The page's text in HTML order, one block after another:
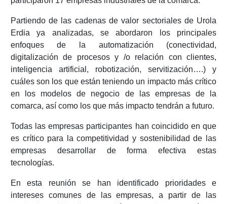
Partiendo de las cadenas de valor sectoriales de Urola
Erdia ya analizadas, se abordaron los principales
enfoques de la automatización (conectividad,
digitalización de procesos y /o relación con clientes,
inteligencia artificial, robotización, servitización….) y
cuáles son los que están teniendo un impacto más crítico
en los modelos de negocio de las empresas de la
comarca, así como los que más impacto tendrán a futuro.
Todas las empresas participantes han coincidido en que
es crítico para la competitividad y sostenibilidad de las
empresas desarrollar de forma efectiva estas
tecnologías.
En esta reunión se han identificado prioridades e
intereses comunes de las empresas, a partir de las